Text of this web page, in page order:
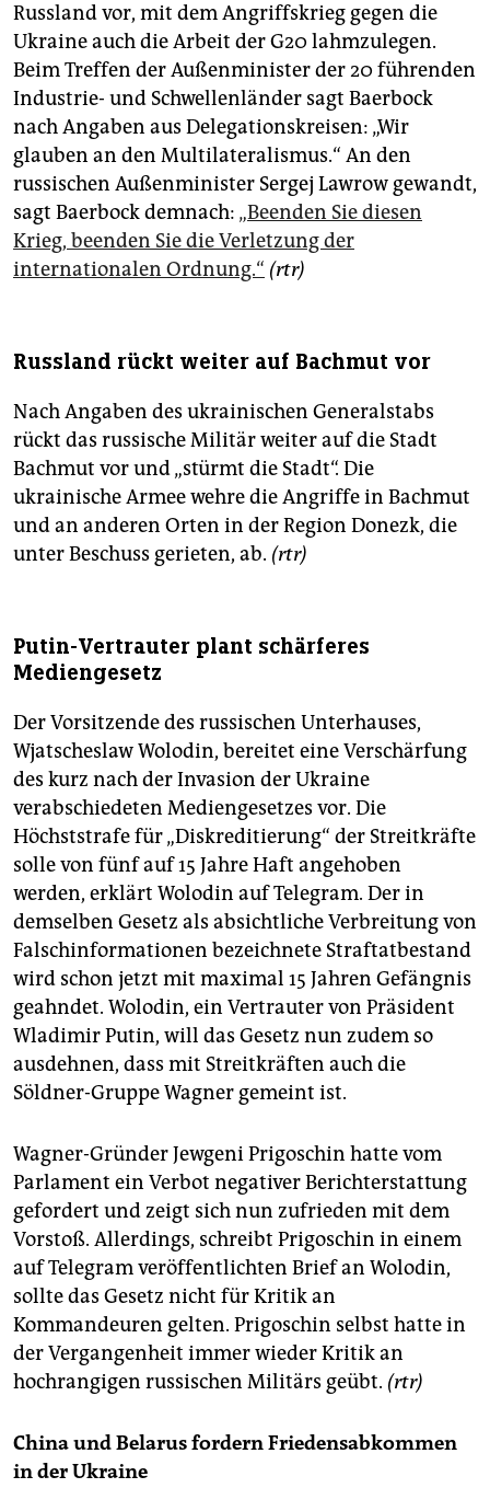
Russland vor, mit dem Angriffskrieg gegen die
Ukraine auch die Arbeit der G20 lahmzulegen.
Beim Treffen der Außenminister der 20 führenden
Industrie- und Schwellenländer sagt Baerbock
nach Angaben aus Delegationskreisen: „Wir
glauben an den Multilateralismus.“ An den
russischen Außenminister Sergej Lawrow gewandt,
sagt Baerbock demnach: „Beenden Sie diesen
Krieg, beenden Sie die Verletzung der
internationalen Ordnung.“ (rtr)
Russland rückt weiter auf Bachmut vor
Nach Angaben des ukrainischen Generalstabs
rückt das russische Militär weiter auf die Stadt
Bachmut vor und „stürmt die Stadt“. Die
ukrainische Armee wehre die Angriffe in Bachmut
und an anderen Orten in der Region Donezk, die
unter Beschuss gerieten, ab. (rtr)
Putin-Vertrauter plant schärferes
Mediengesetz
Der Vorsitzende des russischen Unterhauses,
Wjatscheslaw Wolodin, bereitet eine Verschärfung
des kurz nach der Invasion der Ukraine
verabschiedeten Mediengesetzes vor. Die
Höchststrafe für „Diskreditierung“ der Streitkräfte
solle von fünf auf 15 Jahre Haft angehoben
werden, erklärt Wolodin auf Telegram. Der in
demselben Gesetz als absichtliche Verbreitung von
Falschinformationen bezeichnete Straftatbestand
wird schon jetzt mit maximal 15 Jahren Gefängnis
geahndet. Wolodin, ein Vertrauter von Präsident
Wladimir Putin, will das Gesetz nun zudem so
ausdehnen, dass mit Streitkräften auch die
Söldner-Gruppe Wagner gemeint ist.
Wagner-Gründer Jewgeni Prigoschin hatte vom
Parlament ein Verbot negativer Berichterstattung
gefordert und zeigt sich nun zufrieden mit dem
Vorstoß. Allerdings, schreibt Prigoschin in einem
auf Telegram veröffentlichten Brief an Wolodin,
sollte das Gesetz nicht für Kritik an
Kommandeuren gelten. Prigoschin selbst hatte in
der Vergangenheit immer wieder Kritik an
hochrangigen russischen Militärs geübt. (rtr)
China und Belarus fordern Friedensabkommen
in der Ukraine